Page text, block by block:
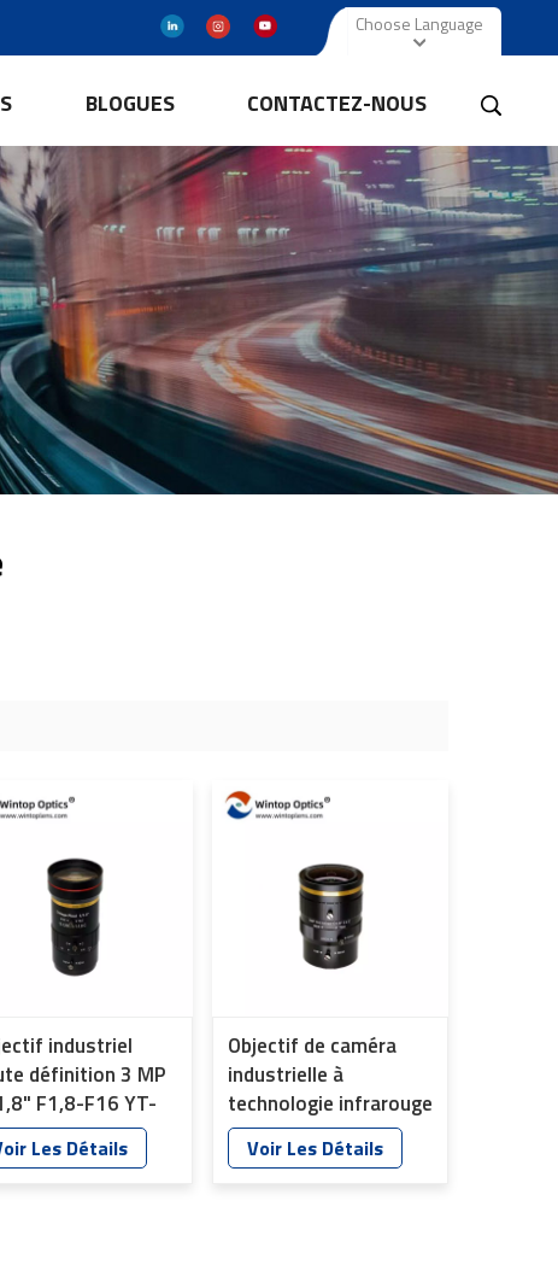
Choose Language
BLOGUES CONTACTEZ-NOUS
industriel
définition 3 MP
F1,8-F16 YT-
Les Détails
Objectif de caméra
industrielle à
technologie infrarouge
4K Ultra HD 8 MP YT-
4869
Voir Les Détails